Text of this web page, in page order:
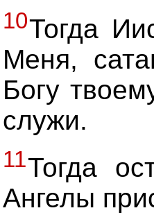
10Тогда
Меня,
Богу
служи.
11Тогда
Ангелы